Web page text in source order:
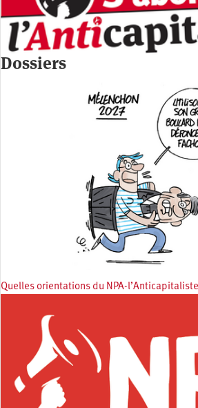
Dossiers
Quelles orientations du NPA-